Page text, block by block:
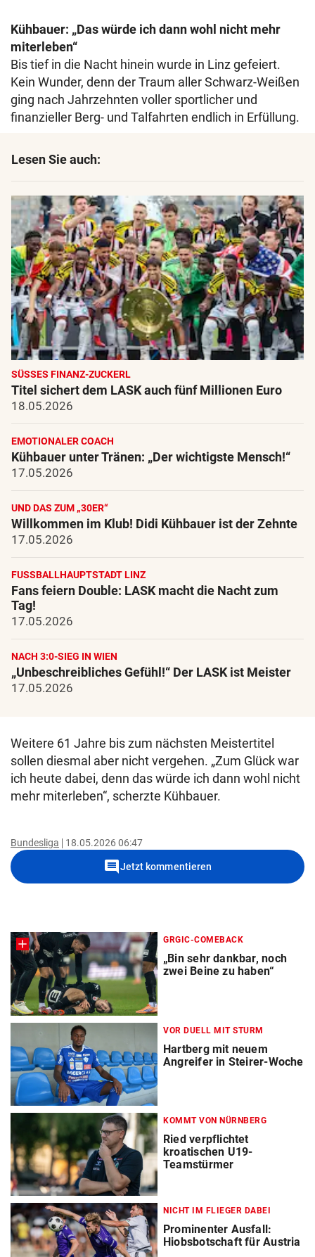
Kühbauer: „Das würde ich dann wohl nicht mehr
miterleben“
Bis tief in die Nacht hinein wurde in Linz gefeiert.
Kein Wunder, denn der Traum aller Schwarz-Weißen
ging nach Jahrzehnten voller sportlicher und
finanzieller Berg- und Talfahrten endlich in Erfüllung.
Lesen Sie auch:
SÜSSES FINANZ-ZUCKERL
Titel sichert dem LASK auch fünf Millionen Euro
18.05.2026
EMOTIONALER COACH
Kühbauer unter Tränen: „Der wichtigste Mensch!“
17.05.2026
UND DAS ZUM „30ER“
Willkommen im Klub! Didi Kühbauer ist der Zehnte
17.05.2026
FUSSBALLHAUPTSTADT LINZ
Fans feiern Double: LASK macht die Nacht zum
Tag!
17.05.2026
NACH 3:0-SIEG IN WIEN
„Unbeschreibliches Gefühl!“ Der LASK ist Meister
17.05.2026
Weitere 61 Jahre bis zum nächsten Meistertitel
sollen diesmal aber nicht vergehen. „Zum Glück war
ich heute dabei, denn das würde ich dann wohl nicht
mehr miterleben“, scherzte Kühbauer.
Bundesliga 18.05.2026 06:47
commentJetzt kommentieren
GRGIC-COMEBACK
„Bin sehr dankbar, noch
zwei Beine zu haben“
VOR DUELL MIT STURM
Hartberg mit neuem
Angreifer in Steirer-Woche
KOMMT VON NÜRNBERG
Ried verpflichtet
kroatischen U19-
Teamstürmer
NICHT IM FLIEGER DABEI
Prominenter Ausfall:
Hiobsbotschaft für Austria